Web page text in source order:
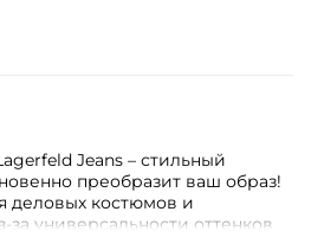
Jeans – стильный
преобразит ваш образ!
деловых костюмов и
универсальности оттенков.
ной кожи обеспечат